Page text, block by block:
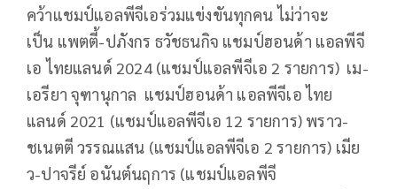
คว้าแชมป์แอลพีจีเอร่วมแข่งขันทุกคน ไม่ว่าจะ
เป็น แพตตี้-ปภังกร ธวัชธนกิจ แชมป์ฮอนด้า แอลพีจี
เอ ไทยแลนด์ 2024(แชมป์แอลพีจีเอ 2 รายการ) เม-
เอรียา จุฑานุกาล แชมป์ฮอนด้า แอลพีจีเอ ไทย
แลนด์ 2021 (แชมป์แอลพีจีเอ 12 รายการ) พราว-
ชเนตตี วรรณแสน (แชมป์แอลพีจีเอ 2รายการ) เมีย
ว-ปาจรีย์ อนันต์นฤการ (แชมป์แอลพีจี